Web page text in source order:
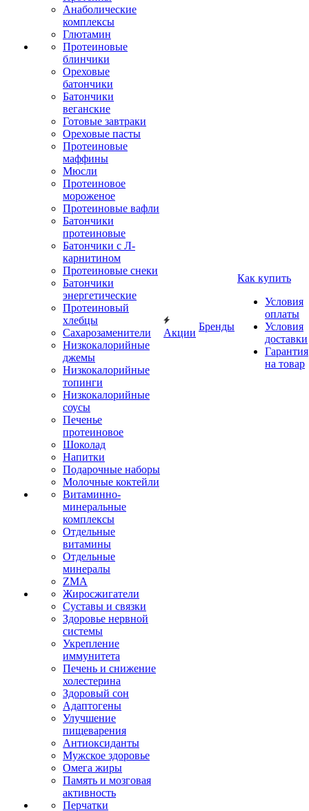
Анаболические
комплексы
Глютамин
Протеиновые
блинчики
Ореховые
батончики
Батончики
веганские
Готовые завтраки
Ореховые пасты
Протеиновые
маффины
Мюсли
Протеиновое
мороженое
Протеиновые вафли
Батончики
протеиновые
Батончики с Л-
карнитином
Протеиновые снеки
Батончики
энергетические
Протеиновый
хлебцы
Сахарозаменители
Низкокалорийные
джемы
Низкокалорийные
топинги
Низкокалорийные
соусы
Печенье
протеиновое
Шоколад
Напитки
Подарочные наборы
Молочные коктейли
Витаминно-
минеральные
комплексы
Отдельные
витамины
Отдельные
минералы
ZMA
Жиросжигатели
Суставы и связки
Здоровье нервной
системы
Укрепление
иммунитета
Печень и снижение
холестерина
Здоровый сон
Адаптогены
Улучшение
пищеварения
Антиоксиданты
Мужское здоровье
Омега жиры
Память и мозговая
активность
Перчатки
Акции
Бренды
Как купить
Условия
оплаты
Условия
доставки
Гарантия
на товар